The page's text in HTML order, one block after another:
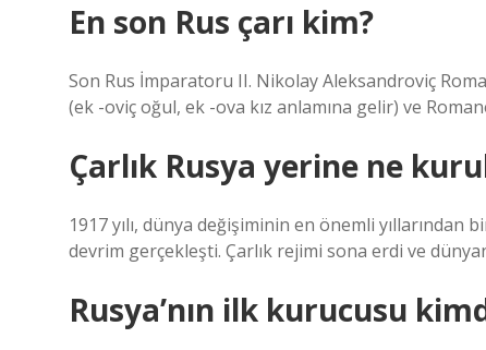
En son Rus çarı kim?
Son Rus İmparatoru II. Nikolay Aleksandroviç
(ek -oviç oğul, ek -ova kız anlamına gelir) ve
Çarlık Rusya yerine ne
1917 yılı, dünya değişiminin en önemli yıllarından
devrim gerçekleşti. Çarlık rejimi sona erdi ve
Rusya’nın ilk kurucusu